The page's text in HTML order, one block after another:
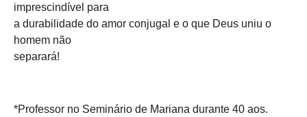
imprescindível para
a durabilidade do amor conjugal e o que Deus uniu o
homem não
separará!
*Professor no Seminário de Mariana durante 40 aos.